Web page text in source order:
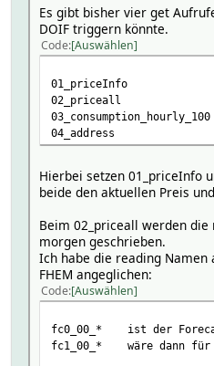
Es gibt bisher vier get
DOIF triggern könnte.
Code Auswählen
01_priceInfo
02_priceall
03_consumption_hourly_100
04_address
Hierbei setzen 01_priceInfo
beide den aktuellen Preis
Beim 02_priceall werden
morgen geschrieben.
Ich habe die reading Namen
FHEM angeglichen:
Code Auswählen
fc0_00_* ist der
fc1_00_* wäre dann für